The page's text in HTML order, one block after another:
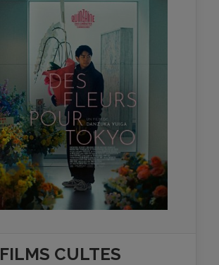
FILMS CULTES